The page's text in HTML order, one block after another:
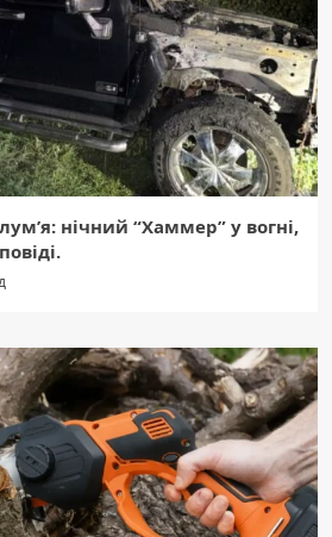
нічний “Хаммер” у вогні,